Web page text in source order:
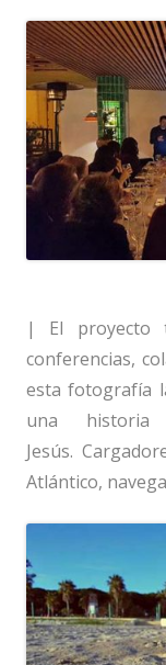
| El proyecto
conferencias,
esta fotografía
una
Jesús.
Atlántico,